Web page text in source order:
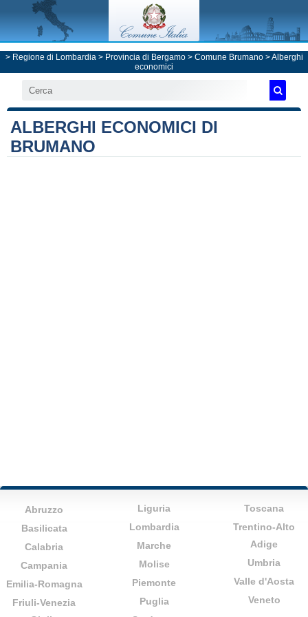
> Regione di Lombardia> Provincia di Bergamo> Comune Brumano> Alberghi
economici
ALBERGHI ECONOMICI DI
BRUMANO
Abruzzo
Basilicata
Calabria
Campania
Emilia-Romagna
Friuli-Venezia
Liguria
Lombardia
Marche
Molise
Piemonte
Puglia
Toscana
Trentino-Alto
Adige
Umbria
Valle d'Aosta
Veneto